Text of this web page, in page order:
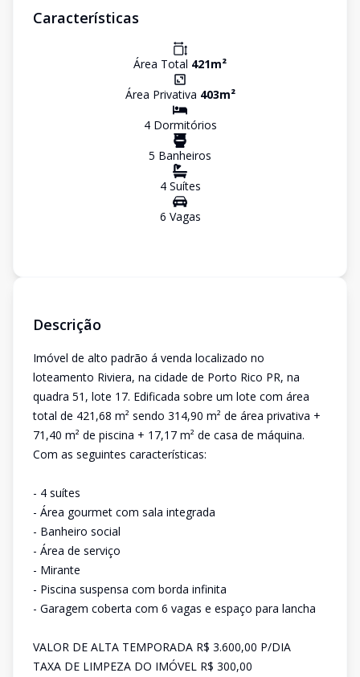
Características
Área Total 421m²
Área Privativa 403m²
4Dormitórios
5 Banheiros
4Suítes
6 Vagas
Descrição
Imóvel de alto padrão á venda localizado no
loteamento Riviera, na cidade de Porto Rico PR, na
quadra 51, lote 17. Edificada sobre um lote com área
total de 421,68 m² sendo 314,90 m² de área privativa +
71,40 m² de piscina + 17,17 m² de casa de máquina.
Com as seguintes características:
- 4 suítes
- Área gourmet com sala integrada
- Banheiro social
- Área de serviço
- Mirante
- Piscina suspensa com borda infinita
- Garagem coberta com 6 vagas e espaço para lancha
VALOR DE ALTA TEMPORADA R$ 3.600,00 P/DIA
TAXA DE LIMPEZA DO IMÓVEL R$ 300,00